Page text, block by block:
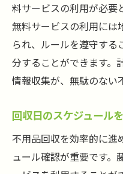
料サービスの利用が必要
無料サービスの利用には
られ、ルールを遵守する
分することができます。
情報収集が、無駄のない
回収日のスケジュール
不用品回収を効率的に進
ュール確認が重要です。